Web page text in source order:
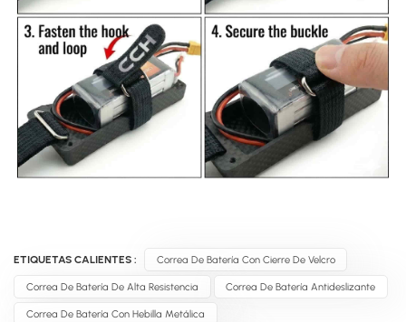
ETIQUETAS CALIENTES : Correa De Batería Con Cierre De Velcro
Correa De Batería De Alta Resistencia Correa De Batería Antideslizante
Correa De Batería Con Hebilla Metálica